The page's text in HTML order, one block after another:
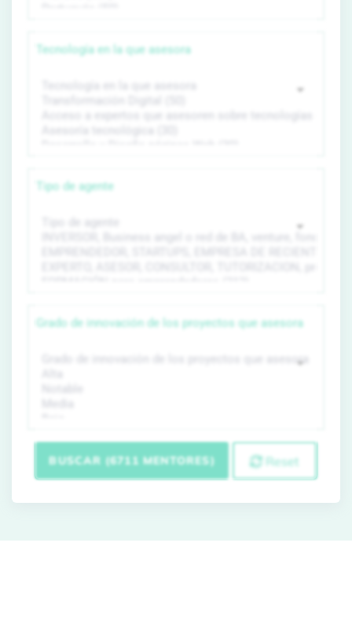
Tecnología en la que asesora
Tipo de agente
Grado de innovación de los proyectos que asesora
BUSCAR (6711 MENTORES) Reset